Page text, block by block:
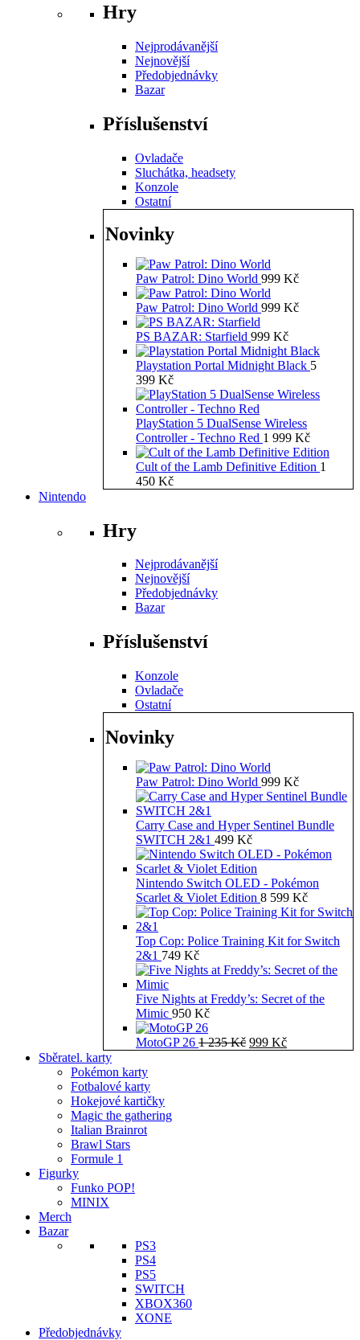
Hry
Nejprodávanější
Nejnovější
Předobjednávky
Bazar
Příslušenství
Ovladače
Sluchátka, headsety
Konzole
Ostatní
Novinky
Paw Patrol: Dino World 999 Kč
Paw Patrol: Dino World 999 Kč
PS BAZAR: Starfield 999 Kč
Playstation Portal Midnight Black 5
399 Kč
PlayStation 5 DualSense Wireless
Controller - Techno Red 1 999 Kč
Cult of the Lamb Definitive Edition 1
450 Kč
Nintendo
Hry
Nejprodávanější
Nejnovější
Předobjednávky
Bazar
Příslušenství
Konzole
Ovladače
Ostatní
Novinky
Paw Patrol: Dino World 999 Kč
Carry Case and Hyper Sentinel Bundle
SWITCH 2&1 499 Kč
Nintendo Switch OLED - Pokémon
Scarlet & Violet Edition 8 599 Kč
Top Cop: Police Training Kit for Switch
2&1 749 Kč
Five Nights at Freddy’s: Secret of the
Mimic 950 Kč
MotoGP 26 1 235Kč Původní
999 KčAktuální
Sběratel. karty
Pokémon karty
Fotbalové karty
Hokejové kartičky
Magic the gathering
Italian Brainrot
Brawl Stars
Formule 1
Figurky
Funko POP!
MINIX
Merch
Bazar
PS3
PS4
PS5
SWITCH
XBOX360
XONE
Předobjednávky